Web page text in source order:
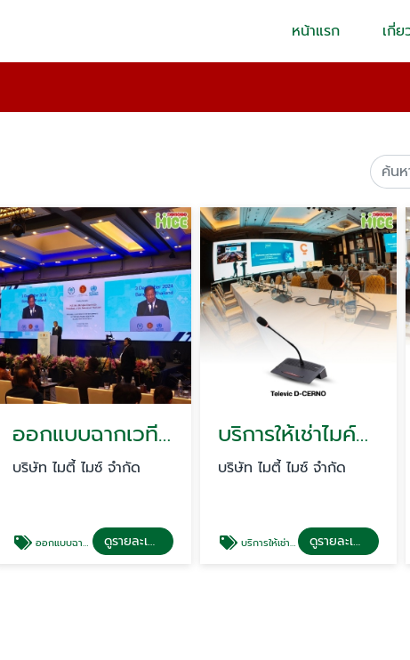
หน้าแรก เกี่ย
ออกแบบฉากเวทีประชุม แสง สี เสียง
บริษัท ไมตี้ ไมซ์ จำกัด
ออกแบบฉากเวทีประชุม แสง สี เสียง ดูรายละเอียด
บริการให้เช่าไมค์ประชุมแบบดิจิตอล
บริษัท ไมตี้ ไมซ์ จำกัด
บริการให้เช่าไมค์ประชุมแบบดิจิตอล ดูรายละเอียด